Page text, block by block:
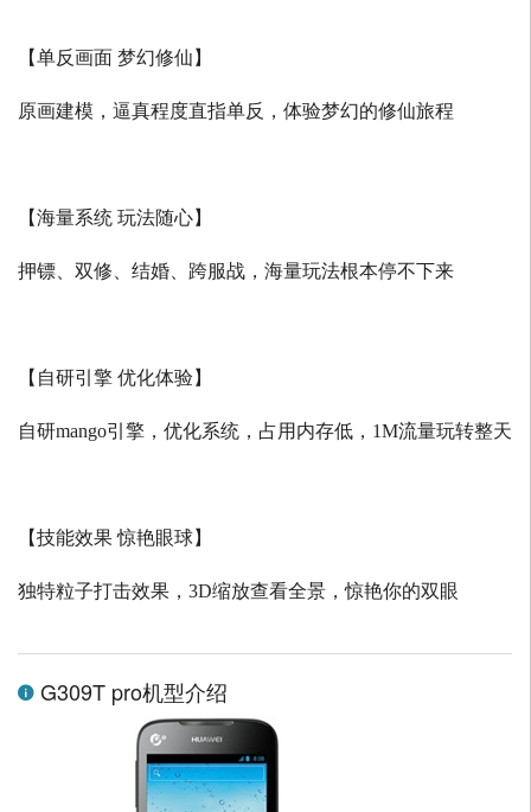
【单反画面 梦幻修仙】
原画建模，逼真程度直指单反，体验梦幻的修仙旅程
【海量系统 玩法随心】
押镖、双修、结婚、跨服战，海量玩法根本停不下来
【自研引擎 优化体验】
自研mango引擎，优化系统，占用内存低， 1M流量玩转整天
【技能效果 惊艳眼球】
独特粒子打击效果， 3D缩放查看全景，惊艳你的双眼
G309T pro机型介绍